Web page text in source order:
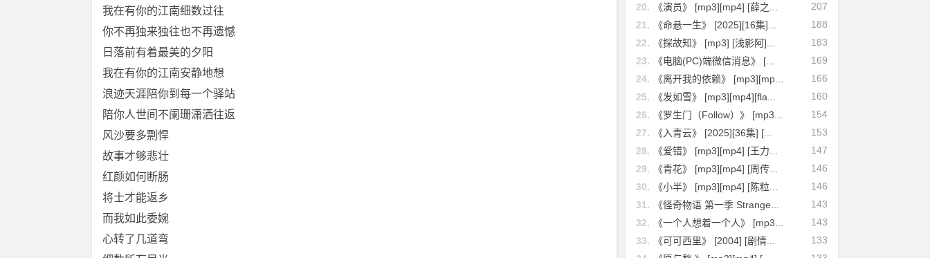
我在有你的江南细数过往
你不再独来独往也不再遗憾
日落前有着最美的夕阳
我在有你的江南安静地想
浪迹天涯陪你到每一个驿站
陪你人世间不阑珊潇洒往返
风沙要多剽悍
故事才够悲壮
红颜如何断肠
将士才能返乡
而我如此委婉
心转了几道弯
207
20.
《演员》 [mp3][mp4] [薛之...
188
21.
《命悬一生》 [2025][16集]...
183
22.
《探故知》 [mp3] [浅影阿]...
169
23.
《电脑(PC)端微信消息》 [...
166
24.
《离开我的依赖》 [mp3][mp...
160
25.
《发如雪》 [mp3][mp4][fla...
154
26.
《罗生门（Follow）》 [mp3...
153
27.
《入青云》 [2025][36集] [...
147
28.
《爱错》 [mp3][mp4] [王力...
146
29.
《青花》 [mp3][mp4] [周传...
146
30.
《小半》 [mp3][mp4] [陈粒...
143
31.
《怪奇物语 第一季 Strange...
143
32.
《一个人想着一个人》 [mp3...
133
33.
《可可西里》 [2004] [剧情...